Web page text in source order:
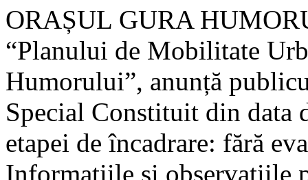
ORAȘUL GURA
“Planului de Mobilitate
Humorului”, anunță
Special Constituit din data
etapei de încadrare: fără
Informațiile și observațiile